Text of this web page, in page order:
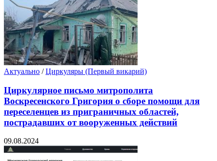
Актуально /Циркуляры (Первый викарий)
Циркулярное письмо митрополита
Воскресенского Григория о сборе помощи для
переселенцев из приграничных областей,
пострадавших от вооруженных действий
09.08.2024